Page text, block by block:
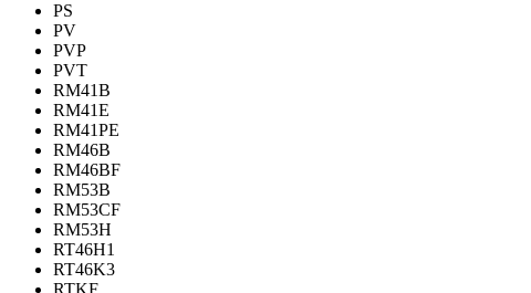
PS
PV
PVP
PVT
RM41B
RM41E
RM41PE
RM46B
RM46BF
RM53B
RM53CF
RM53H
RT46H1
RT46K3
RTKF